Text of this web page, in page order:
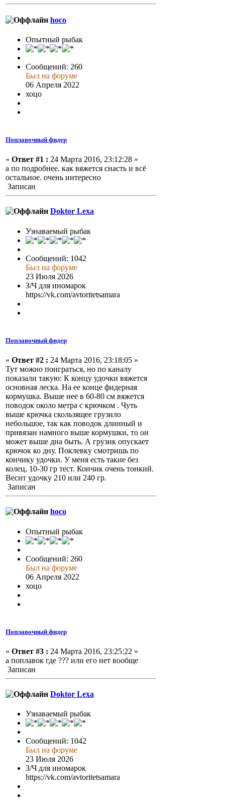
hoco
Опытный рыбак
Сообщений: 260
Был на форуме
06 Апреля 2022
хоцо
Поплавочный фидер
« Ответ #1 : 24 Марта 2016, 23:12:28 »
а по подробнее. как вяжется снасть и всё
остальное. очень интересно
Записан
Doktor Lexa
Узнаваемый рыбак
Сообщений: 1042
Был на форуме
23 Июля 2026
З/Ч для иномарок
https://vk.com/avtoritetsamara
Поплавочный фидер
« Ответ #2 : 24 Марта 2016, 23:18:05 »
Тут можно поиграться, но по каналу
показали такую: К концу удочки вяжется
основная леска. На ее конце фидерная
кормушка. Выше нее в 60-80 см вяжется
поводок около метра с крючком . Чуть
выше крючка скользящее грузило
небольшое, так как поводок длинный и
привязан намного выше кормушки, то он
может выше дна быть. А грузик опускает
крючок ко дну. Поклевку смотришь по
кончику удочки. У меня есть такие без
колец, 10-30 гр тест. Кончик очень тонкий.
Весит удочку 210 или 240 гр.
Записан
hoco
Опытный рыбак
Сообщений: 260
Был на форуме
06 Апреля 2022
хоцо
Поплавочный фидер
« Ответ #3 : 24 Марта 2016, 23:25:22 »
а поплавок где ??? или его нет вообще
Записан
Doktor Lexa
Узнаваемый рыбак
Сообщений: 1042
Был на форуме
23 Июля 2026
З/Ч для иномарок
https://vk.com/avtoritetsamara